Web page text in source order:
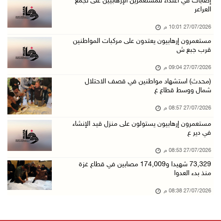
العراعر
27/07/2026 10:01 م
مستعمرون إرهابيون يعتدون على مركبات المواطنين
قرب جبع ش
27/07/2026 09:04 م
(محدث) استشهاد مواطنين في قصف الاحتلال
شمال ووسط قطاع غ
27/07/2026 08:57 م
مستعمرون إرهابيون يستولون على منزل قيد الإنشاء
في دير ع
27/07/2026 08:53 م
73,329 شهيدا و174,009 مصابين في قطاع غزة
منذ بدء العدوا
27/07/2026 08:38 م